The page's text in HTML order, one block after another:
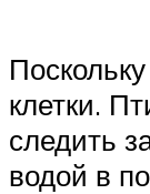
клетки.
следить
водой в